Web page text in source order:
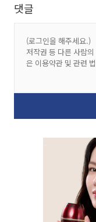
댓글